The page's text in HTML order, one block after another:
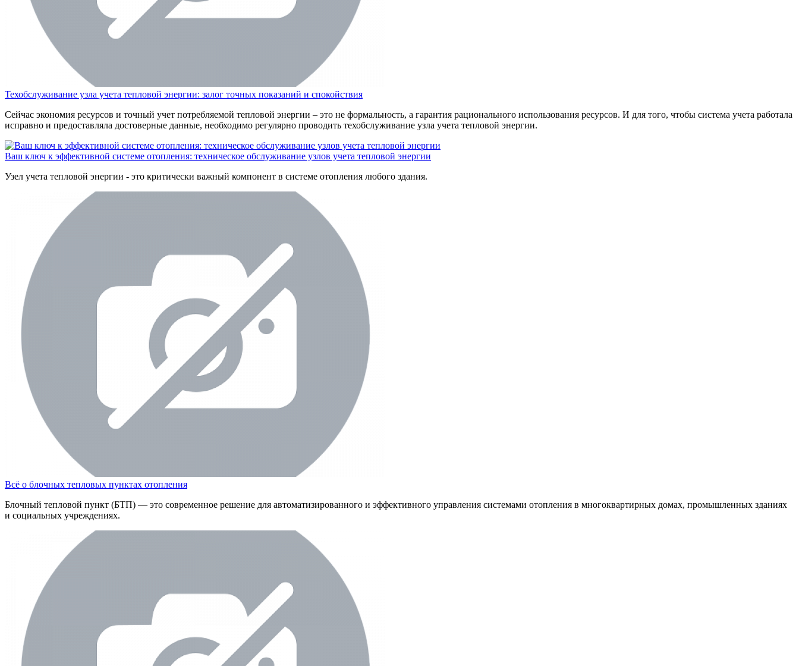
Техобслуживание узла учета тепловой энергии: залог точных показаний и спокойствия
Сейчас экономия ресурсов и точный учет потребляемой тепловой энергии – это не формальность, а гарантия рационального использования ресурсов. И для того, чтобы система учета работала
исправно и предоставляла достоверные данные, необходимо регулярно проводить техобслуживание узла учета тепловой энергии.
Ваш ключ к эффективной системе отопления: техническое обслуживание узлов учета тепловой энергии
Узел учета тепловой энергии - это критически важный компонент в системе отопления любого здания.
Всё о блочных тепловых пунктах отопления
Блочный тепловой пункт (БТП) — это современное решение для автоматизированного и эффективного управления системами отопления в многоквартирных домах, промышленных зданиях
и социальных учреждениях.